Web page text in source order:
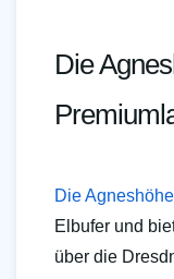
Die
Die Agneshöhe
Elbufer und
über die